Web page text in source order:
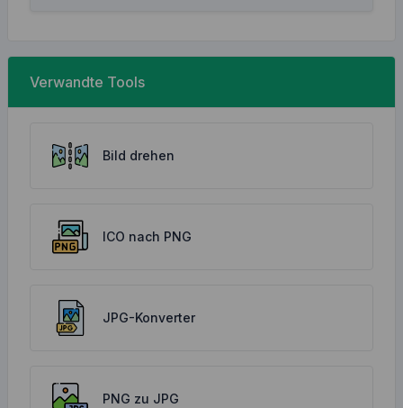
Verwandte Tools
Bild drehen
ICO nach PNG
JPG-Konverter
PNG zu JPG